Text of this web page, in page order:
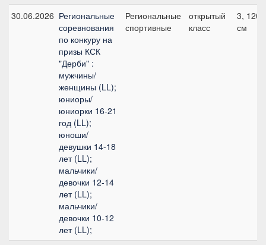
30.06.2026 Региональные
соревнования
по конкуру на
призы КСК
"Дерби" :
мужчины/
женщины (LL);
юниоры/
юниорки 16-21
год (LL);
юноши/
девушки 14-18
лет (LL);
мальчики/
девочки 12-14
лет (LL);
мальчики/
девочки 10-12
лет (LL);
Региональные
спортивные
открытый
класс
3, 120
см